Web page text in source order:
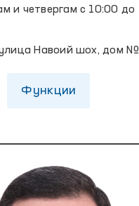
и четвергам с 10:00 до
Навоий шох, дом
Функции